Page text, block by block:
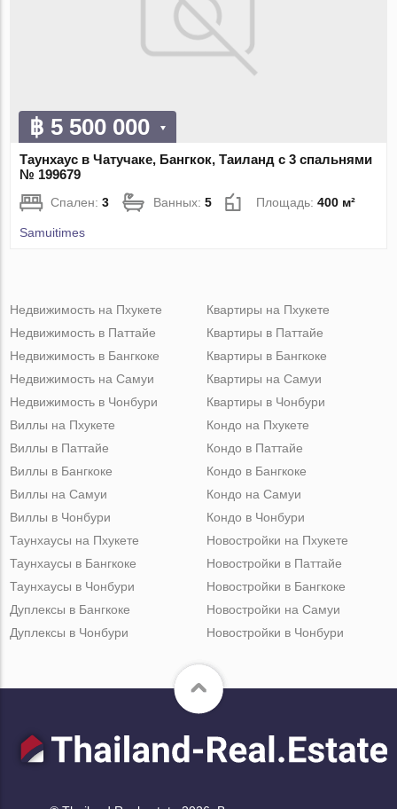
฿ 5 500 000
Таунхаус в Чатучаке, Бангкок, Таиланд с 3 спальнями
№ 199679
Спален:3 Ванных:5 Площадь:400 м²
Samuitimes
Недвижимость на Пхукете
Недвижимость в Паттайе
Недвижимость в Бангкоке
Недвижимость на Самуи
Недвижимость в Чонбури
Квартиры на Пхукете
Квартиры в Паттайе
Квартиры в Бангкоке
Квартиры на Самуи
Квартиры в Чонбури
Виллы на Пхукете
Виллы в Паттайе
Виллы в Бангкоке
Виллы на Самуи
Виллы в Чонбури
Кондо на Пхукете
Кондо в Паттайе
Кондо в Бангкоке
Кондо на Самуи
Кондо в Чонбури
Таунхаусы на Пхукете
Таунхаусы в Бангкоке
Таунхаусы в Чонбури
Дуплексы в Бангкоке
Дуплексы в Чонбури
Новостройки на Пхукете
Новостройки в Паттайе
Новостройки в Бангкоке
Новостройки на Самуи
Новостройки в Чонбури